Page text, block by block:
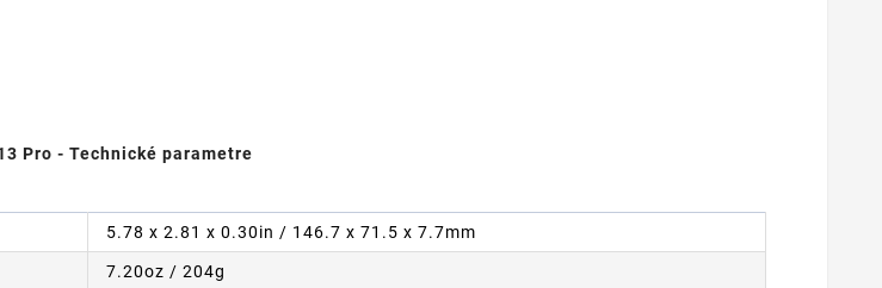
Pro - Technické parametre
5.78 x 2.81 x 0.30in / 146.7 x 71.5 x 7.7mm
7.20oz / 204g